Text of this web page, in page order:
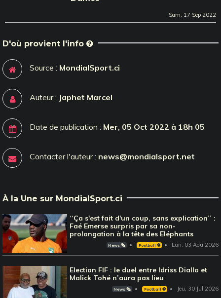
Sam, 17 Sep 2022
D'où provient l'info
Source : MondialSport.ci
Auteur : Japhet Marcel
Date de publication : Mer, 05 Oct 2022 à 18h 05
Contacter l'auteur : news@mondialsport.net
À la Une sur MondialSport.ci
‘‘Ça s'est fait d'un coup, sans explication’’ :
Faé Emerse surpris par sa non-
prolongation à la tête des Eléphants
News 🗞️ Football ⚽️ Lun, 03 Aou 2026
Election FIF : le duel entre Idriss Diallo et
Malick Tohé n’aura pas lieu
News 🗞️ Football ⚽️ Jeu, 30 Jul 2026